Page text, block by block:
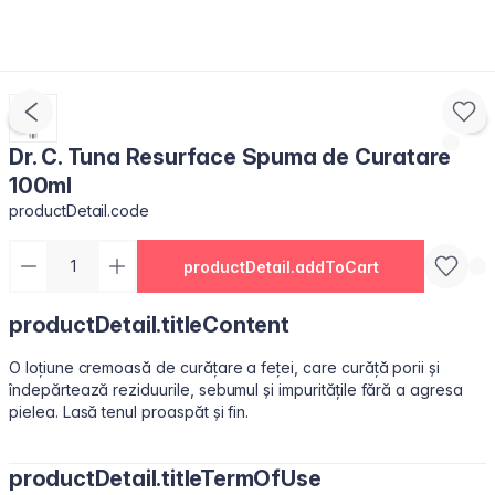
Dr. C. Tuna Resurface Spuma de Curatare
100ml
productDetail.code
productDetail.addToCart
productDetail.titleContent
O loțiune cremoasă de curățare a feței, care curăță porii și
îndepărtează reziduurile, sebumul și impuritățile fără a agresa
pielea. Lasă tenul proaspăt și fin.
productDetail.titleTermOfUse